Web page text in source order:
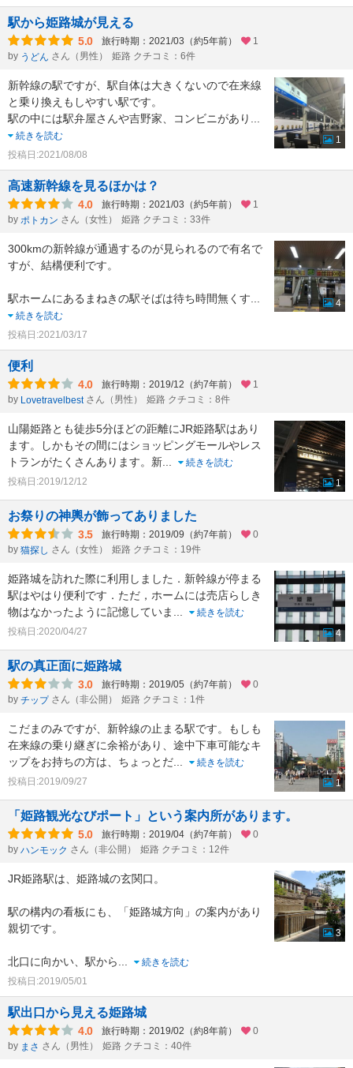
駅から姫路城が見える
5.0 旅行時期：2021/03（約5年前）
1
by うどん さん（男性） 姫路 クチコミ：6件
新幹線の駅ですが、駅自体は大きくないので在来線
と乗り換えもしやすい駅です。
駅の中には駅弁屋さんや吉野家、コンビニがあり
続きを読む
投稿日:2021/08/08
1
高速新幹線を見るほかは？
4.0 旅行時期：2021/03（約5年前）
1
by ポトカン さん（女性） 姫路 クチコミ：33件
300kmの新幹線が通過するのが見られるので有名で
すが、結構便利です。
駅ホームにあるまねきの駅そばは待ち時間無くす
続きを読む
投稿日:2021/03/17
4
便利
4.0 旅行時期：2019/12（約7年前）
1
by Lovetravelbest さん（男性） 姫路 クチコミ：8件
山陽姫路とも徒歩5分ほどの距離にJR姫路駅はあり
ます。しかもその間にはショッピングモールやレス
トランがたくさんあります。新
続きを読む
投稿日:2019/12/12
1
お祭りの神輿が飾ってありました
3.5 旅行時期：2019/09（約7年前）
0
by 猫探し さん（女性） 姫路 クチコミ：19件
姫路城を訪れた際に利用しました．新幹線が停まる
駅はやはり便利です．ただ，ホームには売店らしき
物はなかったように記憶していま
続きを読む
投稿日:2020/04/27
4
駅の真正面に姫路城
3.0 旅行時期：2019/05（約7年前）
0
by チップ さん（非公開） 姫路 クチコミ：1件
こだまのみですが、新幹線の止まる駅です。もしも
在来線の乗り継ぎに余裕があり、途中下車可能なキ
ップをお持ちの方は、ちょっとだ
続きを読む
投稿日:2019/09/27
1
「姫路観光なびポート」という案内所があります。
5.0 旅行時期：2019/04（約7年前）
0
by ハンモック さん（非公開） 姫路 クチコミ：12件
JR姫路駅は、姫路城の玄関口。
駅の構内の看板にも、「姫路城方向」の案内があり
親切です。
北口に向かい、駅から
続きを読む
投稿日:2019/05/01
3
駅出口から見える姫路城
4.0 旅行時期：2019/02（約8年前）
0
by まさ さん（男性） 姫路 クチコミ：40件